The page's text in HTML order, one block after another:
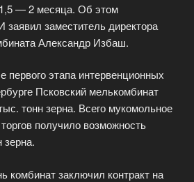
— 2 месяца. Об этом
заявил заместитель директора
Александр Избаш.
первого этапа интервенционных
Псковский мелькомбинат
тонн зерна. Всего мукомольное
получило возможность
зерна.
комбинат заключил контракт на